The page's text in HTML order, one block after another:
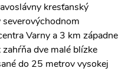
kresťanský
Varny a 3 km západne
dve malé blízke
do 25 metrov vysokej